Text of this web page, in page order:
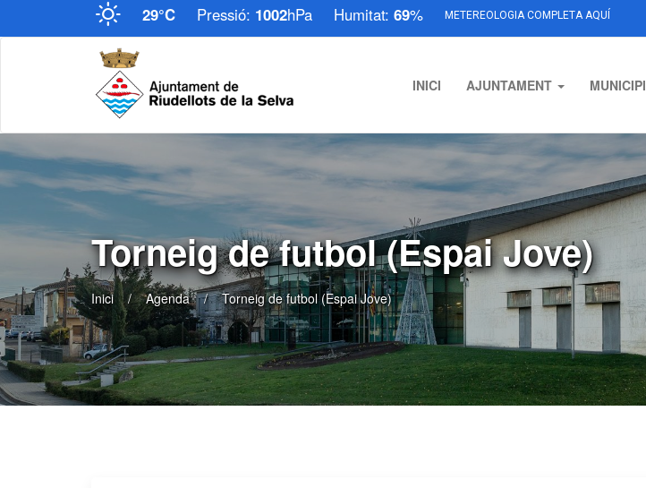
29°C Pressió: 1002hPa Humitat: 69% METEREOLOGIA COMPLETA AQUÍ
INICI AJUNTAMENT MUNICIPI
Torneig de futbol (Espai Jove)
Inici Agenda Torneig de futbol (Espai Jove)